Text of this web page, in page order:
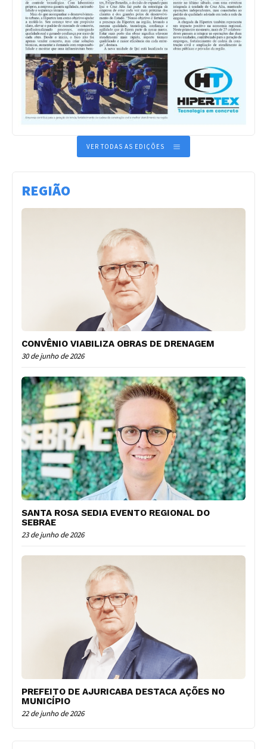
VER TODAS AS EDIÇÕES
REGIÃO
CONVÊNIO VIABILIZA OBRAS DE DRENAGEM
30 de junho de 2026
SANTA ROSA SEDIA EVENTO REGIONAL DO
SEBRAE
23 de junho de 2026
PREFEITO DE AJURICABA DESTACA AÇÕES NO
MUNICÍPIO
22 de junho de 2026